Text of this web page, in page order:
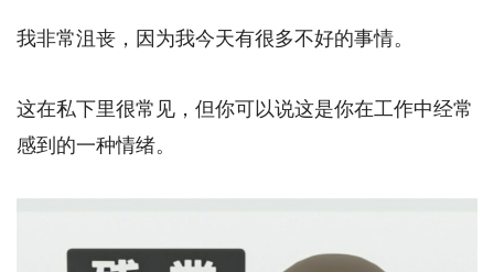
我非常沮丧，因为我今天有很多不好的事情。
这在私下里很常见，但你可以说这是你在工作中经常
感到的一种情绪。